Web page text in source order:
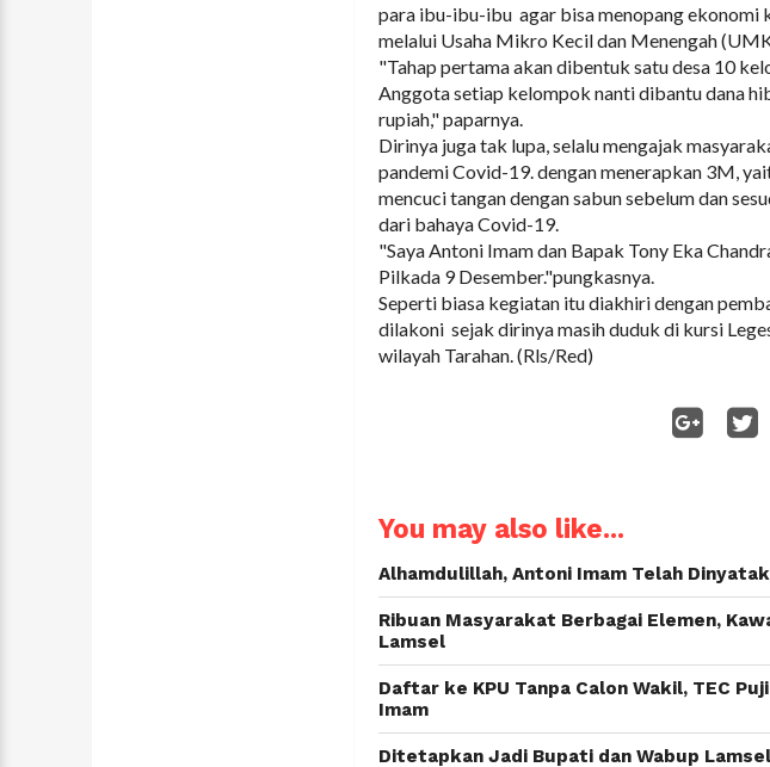
para ibu-ibu-ibu agar bisa menopang ekonomi
melalui Usaha Mikro Kecil dan Menengah
"Tahap pertama akan dibentuk satu desa 10
Anggota setiap kelompok nanti dibantu dana
rupiah," paparnya.
Dirinya juga tak lupa, selalu mengajak
pandemi Covid-19. dengan menerapkan 3M,
mencuci tangan dengan sabun sebelum dan
dari bahaya Covid-19.
"Saya Antoni Imam dan Bapak Tony Eka
Pilkada 9 Desember."pungkasnya.
Seperti biasa kegiatan itu diakhiri dengan
dilakoni sejak dirinya masih duduk di kursi
wilayah Tarahan. (Rls/Red)
You may also like...
Alhamdulillah, Antoni Imam Telah
Ribuan Masyarakat Berbagai Elemen,
Lamsel
Daftar ke KPU Tanpa Calon Wakil, TEC
Imam
Ditetapkan Jadi Bupati dan Wabup